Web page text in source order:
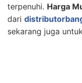
terpenuhi. Harga
dari
sekarang juga